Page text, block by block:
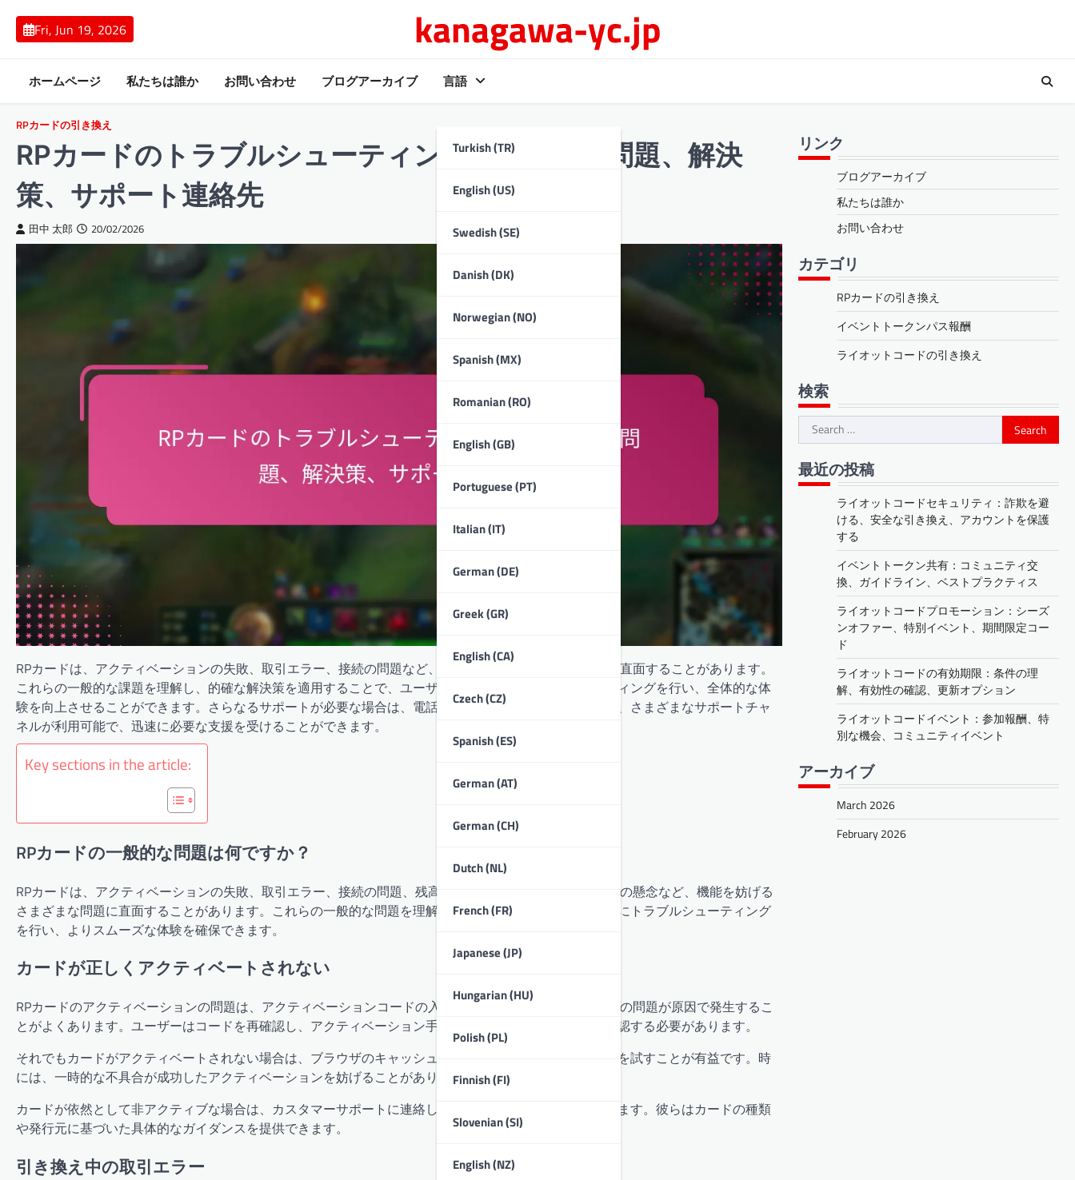
content
Fri, Jun 19, 2026 kanagawa-yc.jp
ホームページ 私たちは誰か お問い合わせ ブログアーカイブ 言語
Turkish (TR)
English (US)
Swedish (SE)
Danish (DK)
Norwegian (NO)
Spanish (MX)
Romanian (RO)
English (GB)
Portuguese (PT)
Italian (IT)
German (DE)
Greek (GR)
English (CA)
Czech (CZ)
Spanish (ES)
German (AT)
German (CH)
Dutch (NL)
French (FR)
Japanese (JP)
Hungarian (HU)
Polish (PL)
Finnish (FI)
Slovenian (SI)
English (NZ)
RPカードの引き換え
RPカードのトラブルシューティング：一般的な問題、解決
策、サポート連絡先
田中 太郎 20/02/2026
RPカードは、アクティベーションの失敗、取引エラー、接続の問題など、使用を妨げるさまざまな問題に直面することがあります。
これらの一般的な課題を理解し、的確な解決策を適用することで、ユーザーは効果的にトラブルシューティングを行い、全体的な体
験を向上させることができます。さらなるサポートが必要な場合は、電話、メール、ライブチャットなど、さまざまなサポートチャ
ネルが利用可能で、迅速に必要な支援を受けることができます。
Key sections in the article:
RPカードの一般的な問題は何ですか？
RPカードは、アクティベーションの失敗、取引エラー、接続の問題、残高不足の警告、デバイスの互換性の懸念など、機能を妨げる
さまざまな問題に直面することがあります。これらの一般的な問題を理解することで、ユーザーは効果的にトラブルシューティング
を行い、よりスムーズな体験を確保できます。
カードが正しくアクティベートされない
RPカードのアクティベーションの問題は、アクティベーションコードの入力ミスや発行プラットフォームの問題が原因で発生するこ
とがよくあります。ユーザーはコードを再確認し、アクティベーション手順に正確に従っていることを確認する必要があります。
それでもカードがアクティベートされない場合は、ブラウザのキャッシュをクリアするか、別のブラウザを試すことが有益です。時
には、一時的な不具合が成功したアクティベーションを妨げることがあります。
カードが依然として非アクティブな場合は、カスタマーサポートに連絡して支援を求めることをお勧めします。彼らはカードの種類
や発行元に基づいた具体的なガイダンスを提供できます。
引き換え中の取引エラー
リンク
ブログアーカイブ
私たちは誰か
お問い合わせ
カテゴリ
RPカードの引き換え
イベントトークンパス報酬
ライオットコードの引き換え
検索
Search
for:
最近の投稿
ライオットコードセキュリティ：詐欺を避
ける、安全な引き換え、アカウントを保護
する
イベントトークン共有：コミュニティ交
換、ガイドライン、ベストプラクティス
ライオットコードプロモーション：シーズ
ンオファー、特別イベント、期間限定コー
ド
ライオットコードの有効期限：条件の理
解、有効性の確認、更新オプション
ライオットコードイベント：参加報酬、特
別な機会、コミュニティイベント
アーカイブ
March 2026
February 2026